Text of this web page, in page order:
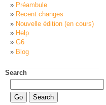
Préambule
Recent changes
Nouvelle édition (en cours)
Help
G6
Blog
Search